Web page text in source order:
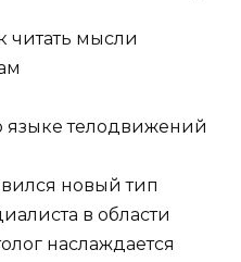
читать мысли
телодвижений
новый тип
в области
наслаждается